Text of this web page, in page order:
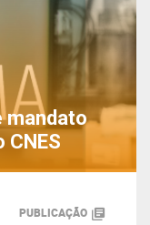
mandato
PUBLICAÇÃO